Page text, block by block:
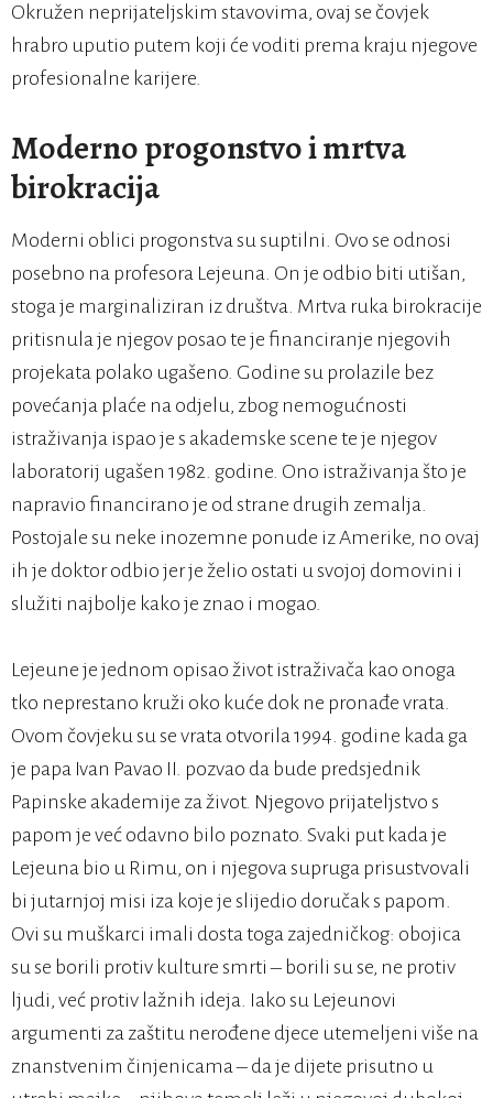
Okružen neprijateljskim stavovima, ovaj se čovjek
hrabro uputio putem koji će voditi prema kraju njegove
profesionalne karijere.
Moderno progonstvo i mrtva
birokracija
Moderni oblici progonstva su suptilni. Ovo se odnosi
posebno na profesora Lejeuna. On je odbio biti utišan,
stoga je marginaliziran iz društva. Mrtva ruka birokracije
pritisnula je njegov posao te je financiranje njegovih
projekata polako ugašeno. Godine su prolazile bez
povećanja plaće na odjelu, zbog nemogućnosti
istraživanja ispao je s akademske scene te je njegov
laboratorij ugašen 1982. godine. Ono istraživanja što je
napravio financirano je od strane drugih zemalja.
Postojale su neke inozemne ponude iz Amerike, no ovaj
ih je doktor odbio jer je želio ostati u svojoj domovini i
služiti najbolje kako je znao i mogao.
Lejeune je jednom opisao život istraživača kao onoga
tko neprestano kruži oko kuće dok ne pronađe vrata.
Ovom čovjeku su se vrata otvorila 1994. godine kada ga
je papa Ivan Pavao II. pozvao da bude predsjednik
Papinske akademije za život. Njegovo prijateljstvo s
papom je već odavno bilo poznato. Svaki put kada je
Lejeuna bio u Rimu, on i njegova supruga prisustvovali
bi jutarnjoj misi iza koje je slijedio doručak s papom.
Ovi su muškarci imali dosta toga zajedničkog: obojica
su se borili protiv kulture smrti – borili su se, ne protiv
ljudi, već protiv lažnih ideja. Iako su Lejeunovi
argumenti za zaštitu nerođene djece utemeljeni više na
znanstvenim činjenicama – da je dijete prisutno u